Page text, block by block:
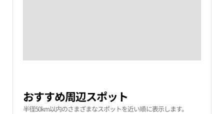
おすすめ周辺スポット
半径50km以内のさまざまなスポットを近い順に表示します。